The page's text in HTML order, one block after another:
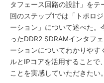
タフェース回路の設計」を
回のステップ1では「トポロ
ーション」について述べた。
ったDDR2 SDRAMインタフ
ーションについてわかりやす
ルとIPコアを活用することで
ことを実感していただきたい。